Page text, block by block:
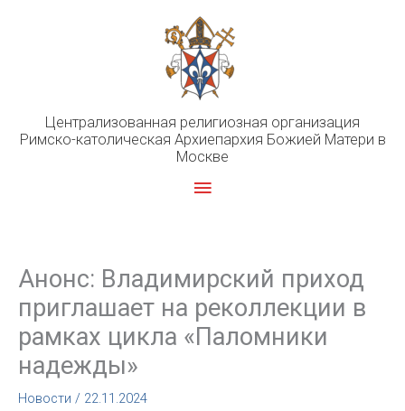
Централизованная религиозная организация
Римско-католическая Архиепархия Божией Матери в
Москве
Главное
Анонс: Владимирский приход
приглашает на реколлекции в
рамках цикла «Паломники
надежды»
Новости / 22.11.2024